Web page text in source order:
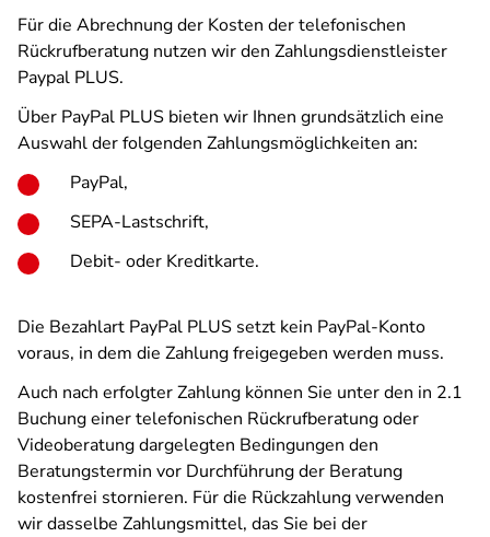
Für die Abrechnung der Kosten der telefonischen
Rückrufberatung nutzen wir den Zahlungsdienstleister
Paypal PLUS.
Über PayPal PLUS bieten wir Ihnen grundsätzlich eine
Auswahl der folgenden Zahlungsmöglichkeiten an:
PayPal,
SEPA-Lastschrift,
Debit- oder Kreditkarte.
Die Bezahlart PayPal PLUS setzt kein PayPal-Konto
voraus, in dem die Zahlung freigegeben werden muss.
Auch nach erfolgter Zahlung können Sie unter den in 2.1
Buchung einer telefonischen Rückrufberatung oder
Videoberatungdargelegten Bedingungen den
Beratungstermin vor Durchführung der Beratung
kostenfrei stornieren. Für die Rückzahlung verwenden
wir dasselbe Zahlungsmittel, das Sie bei der